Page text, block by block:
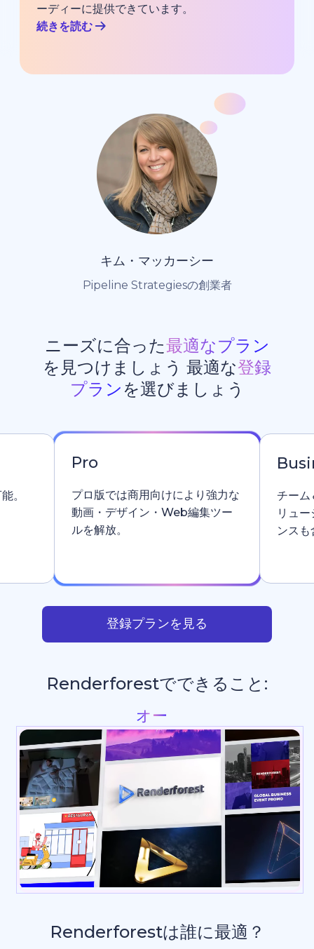
ーディーに提供できています。
続きを読む
キム・マッカーシー
Pipeline Strategiesの創業者
ニーズに合った最適なプラン
を見つけましょう 最適な登録
プランを選びましょう
。
Pro
プロ版では商用向けにより強力な
動画・デザイン・Web編集ツー
ルを解放。
チーム
リュ
ンス
登録プランを見る
Renderforestでできること:
プレゼンテーション
Renderforestは誰に最適？